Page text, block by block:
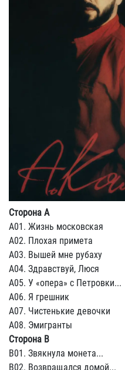
Сторона A
A01. Жизнь московская
A02. Плохая примета
A03. Вышей мне рубаху
A04. Здравствуй, Люся
A05. У «опера» с Петровки...
A06. Я грешник
A07. Чистенькие девочки
A08. Эмигранты
Сторона B
B01. Звякнула монета...
B02. Возвращался домой...